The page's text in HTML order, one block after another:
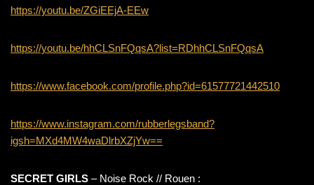
https://youtu.be/ZGiEEjA-EEw
https://youtu.be/hhCLSnFQqsA?list=RDhhCLSnFQqsA
https://www.facebook.com/profile.php?id=61577721442510
https://www.instagram.com/rubberlegsband?
igsh=MXd4MW4waDlrbXZjYw==
SECRET GIRLS – Noise Rock // Rouen :